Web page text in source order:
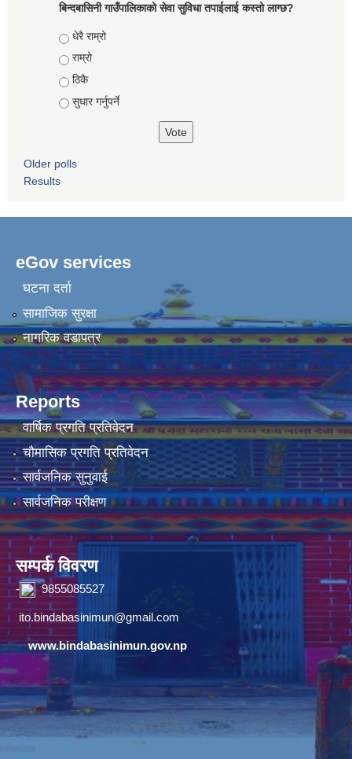
बिन्दबासिनी गाउँपालिकाको सेवा सुविधा तपाईलाई कस्तो लाग्छ?
Choices
धेरै राम्रो
राम्रो
ठिकै
सुधार गर्नुपर्ने
Older polls
Results
eGov services
घटना दर्ता
सामाजिक सुरक्षा
नागरिक वडापत्र
Reports
वार्षिक प्रगति प्रतिवेदन
चौमासिक प्रगति प्रतिवेदन
सार्वजनिक सुनुवाई
सार्वजनिक परीक्षण
सम्पर्क विवरण
- 9855085527
ito.bindabasinimun@gmail.com
www.bindabasinimun.gov.np